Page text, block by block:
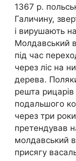
1367 р.
Галичину,
і вирушають
Молдавський
під час
через ліс на
дерева.
решта рицарів
подальшого
через три
претендував
молдавський
присягу